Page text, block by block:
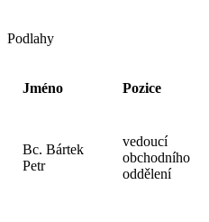
Podlahy
Jméno Pozice
Bc. Bártek
Petr
vedoucí
obchodního
oddělení